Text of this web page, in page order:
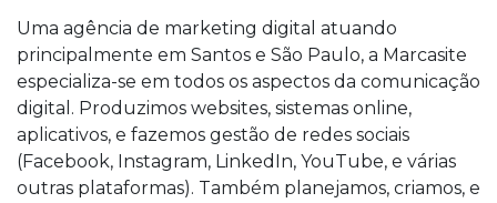
Uma agência de marketing digital atuando
principalmente em Santos e São Paulo, a Marcasite
especializa-se em todos os aspectos da comunicação
digital. Produzimos websites, sistemas online,
aplicativos, e fazemos gestão de redes sociais
(Facebook, Instagram, LinkedIn, YouTube, e várias
outras plataformas). Também planejamos, criamos, e